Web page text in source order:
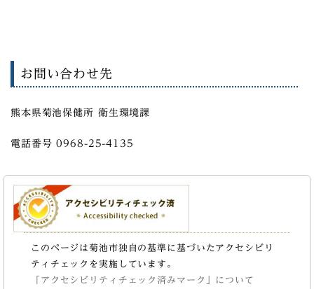
お問い合わせ先
熊本県菊池保健所 衛生環境課
電話番号 0968-25-4135
このページは菊池市独自の基準に基づいたアクセシビリ
ティチェックを実施しています。
「アクセシビリティチェック済みマーク」について